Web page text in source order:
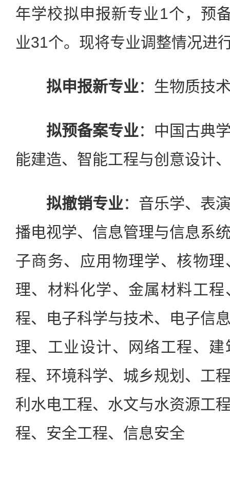
年学校拟申报新专业1个，预
业31个。现将专业调整情况进
拟申报新专业：生物质技
拟预备案专业：中国古典
能建造、智能工程与创意设计
拟撤销专业：音乐学、表
播电视学、信息管理与信息系
子商务、应用物理学、核物
理、材料化学、金属材料工
程、电子科学与技术、电子信
理、工业设计、网络工程、
程、环境科学、城乡规划、工
利水电工程、水文与水资源工
程、安全工程、信息安全